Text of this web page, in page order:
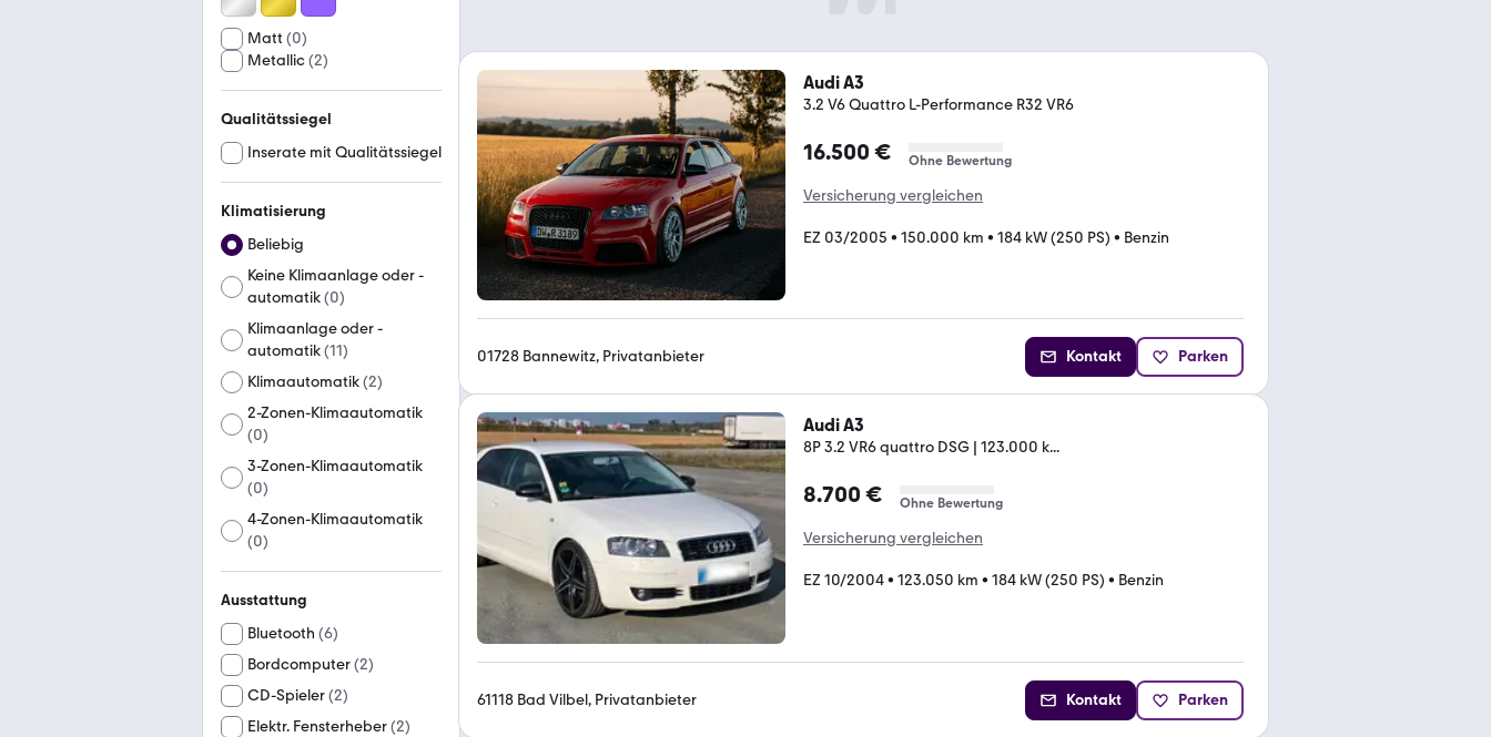
Matt (0)
Metallic(2)
Qualitätssiegel
Inserate mit Qualitätssiegel
Klimatisierung
Beliebig
Keine Klimaanlage oder -
automatik(0)
Klimaanlage oder -
automatik(11)
Klimaautomatik(2)
2-Zonen-Klimaautomatik
(0)
3-Zonen-Klimaautomatik
(0)
4-Zonen-Klimaautomatik
(0)
Ausstattung
Bluetooth (6)
Bordcomputer(2)
CD-Spieler(2)
Elektr. Fensterheber(2)
Audi A3
3.2 V6 Quattro L-Performance R32 VR6
16.500 € Ohne Bewertung
Versicherung vergleichen
EZ 03/2005 • 150.000 km • 184 kW (250 PS) • Benzin
01728 Bannewitz, Privatanbieter Kontakt Parken
Audi A3
8P 3.2 VR6 quattro DSG | 123.000 k...
8.700 € Ohne Bewertung
Versicherung vergleichen
EZ 10/2004• 123.050 km • 184 kW (250 PS) • Benzin
61118 Bad Vilbel, Privatanbieter Kontakt Parken